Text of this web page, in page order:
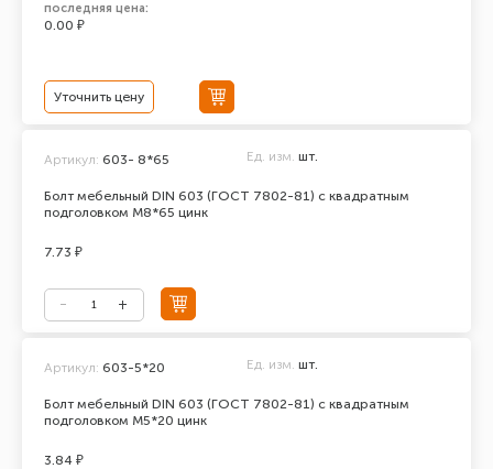
последняя цена:
0.00 ₽
Уточнить цену
Болт мебельный DIN 603 (ГОСТ 7802-81) с квадратным
подголовком М8*65 цинк
Артикул: 603- 8*65 Ед. изм. шт.
7.73 ₽
Болт мебельный DIN 603 (ГОСТ 7802-81) с квадратным
подголовком М5*20 цинк
Артикул: 603-5*20 Ед. изм. шт.
3.84 ₽